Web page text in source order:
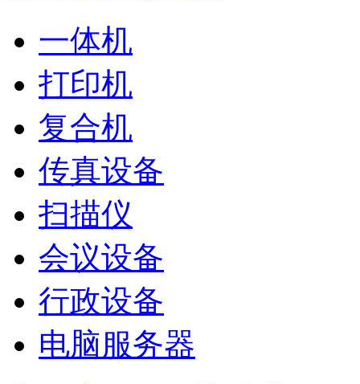
一体机
打印机
复合机
传真设备
扫描仪
会议设备
行政设备
电脑服务器